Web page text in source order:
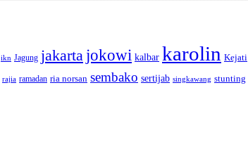
ikn Jagung jakarta jokowi kalbar karolin Kejati
rajia ramadan ria norsan sembako sertijab singkawang stunting